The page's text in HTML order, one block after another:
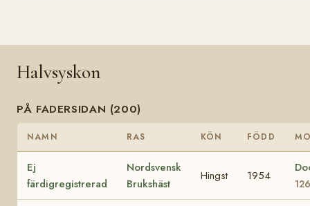
Halvsyskon
PÅ FADERSIDAN (200)
NAMN RAS KÖN FÖDD
Ej
färdigregistrerad
Nordsvensk
Brukshäst
Hingst 1954